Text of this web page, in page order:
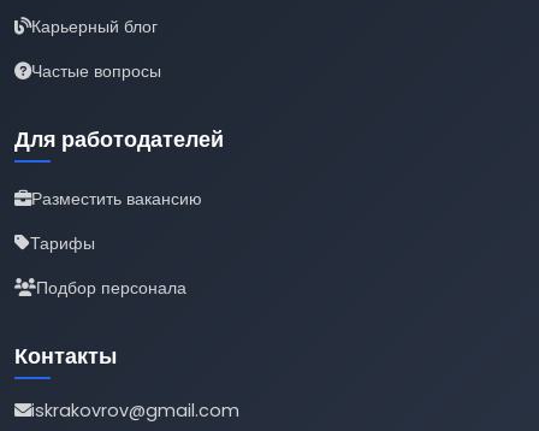
Карьерный блог
Частые вопросы
Для работодателей
Разместить вакансию
Тарифы
Подбор персонала
Контакты
iskrakovrov@gmail.com